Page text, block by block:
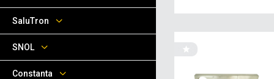
SaluTron
SNOL
Сonstanta